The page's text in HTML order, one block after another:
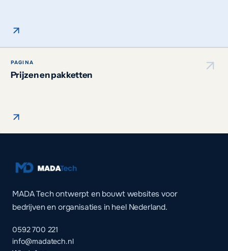
PAGINA
Prijzen en pakketten
MADA Tech ontwerpt en bouwt websites voor
bedrijven en organisaties in heel Nederland.
0592 700 221
info@madatech.nl